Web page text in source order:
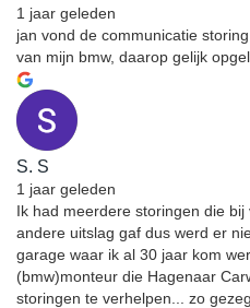
1 jaar geleden
jan vond de communicatie
van mijn bmw, daarop gelijk
S. S
1 jaar geleden
Ik had meerdere storingen die
andere uitslag gaf dus werd er
garage waar ik al 30 jaar kom
(bmw)monteur die Hagenaar
storingen te verhelpen... zo